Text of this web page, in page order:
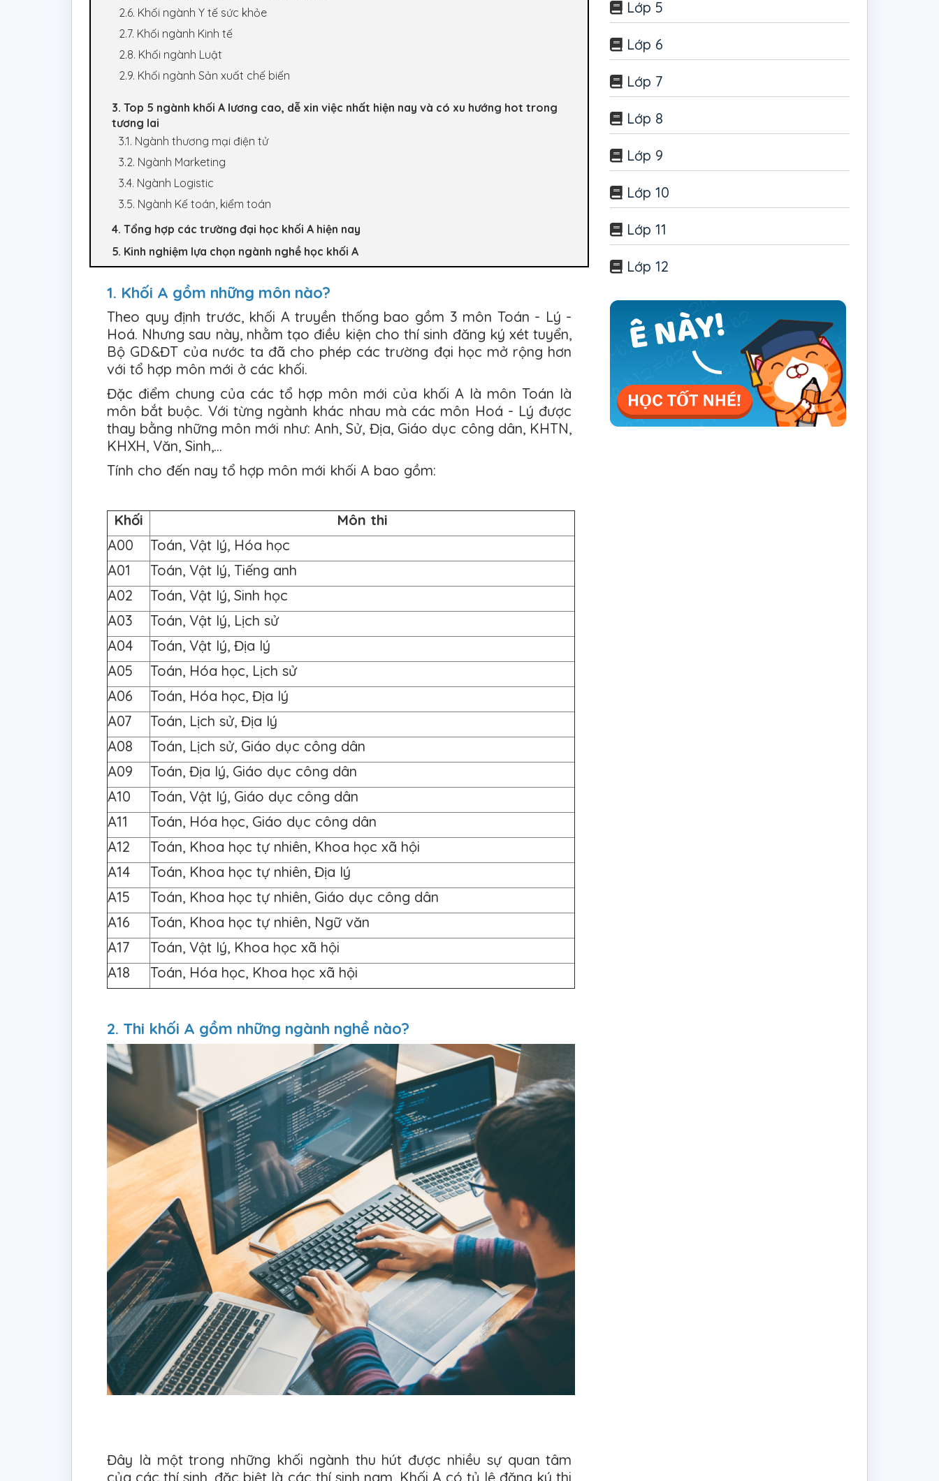
2.6. Khối ngành Y tế sức khỏe
2.7. Khối ngành Kinh tế
2.8. Khối ngành Luật
2.9. Khối ngành Sản xuất chế biến
3. Top 5 ngành khối A lương cao, dễ xin việc nhất hiện nay và có xu hướng hot trong
tương lai
3.1. Ngành thương mại điện tử
3.2. Ngành Marketing
3.4. Ngành Logistic
3.5. Ngành Kế toán, kiểm toán
4. Tổng hợp các trường đại học khối A hiện nay
5. Kinh nghiệm lựa chọn ngành nghề học khối A
1. Khối A gồm những môn nào?
Theo quy định trước, khối A truyền thống bao gồm 3 môn Toán - Lý -
Hoá. Nhưng sau này, nhằm tạo điều kiện cho thí sinh đăng ký xét tuyển,
Bộ GD&ĐT của nước ta đã cho phép các trường đại học mở rộng hơn
với tổ hợp môn mới ở các khối.
Đặc điểm chung của các tổ hợp môn mới của khối A là môn Toán là
môn bắt buộc. Với từng ngành khác nhau mà các môn Hoá - Lý được
thay bằng những môn mới như: Anh, Sử, Địa, Giáo dục công dân, KHTN,
KHXH, Văn, Sinh,…
Tính cho đến nay tổ hợp môn mới khối A bao gồm:
Khối
Môn thi
A00
Toán, Vật lý, Hóa học
A01
Toán, Vật lý, Tiếng anh
A02
Toán, Vật lý, Sinh học
A03
Toán, Vật lý, Lịch sử
A04
Toán, Vật lý, Địa lý
A05
Toán, Hóa học, Lịch sử
A06
Toán, Hóa học, Địa lý
A07
Toán, Lịch sử, Địa lý
A08
Toán, Lịch sử, Giáo dục công dân
A09
Toán, Địa lý, Giáo dục công dân
A10
Toán, Vật lý, Giáo dục công dân
A11
Toán, Hóa học, Giáo dục công dân
A12
Toán, Khoa học tự nhiên, Khoa học xã hội
A14
Toán, Khoa học tự nhiên, Địa lý
A15
Toán, Khoa học tự nhiên, Giáo dục công dân
A16
Toán, Khoa học tự nhiên, Ngữ văn
A17
Toán, Vật lý, Khoa học xã hội
A18
Toán, Hóa học, Khoa học xã hội
2. Thi khối A gồm những ngành nghề nào?
Đây là một trong những khối ngành thu hút được nhiều sự quan tâm
của các thí sinh, đặc biệt là các thí sinh nam. Khối A có tỷ lệ đăng ký thi
Lớp 5
Lớp 6
Lớp 7
Lớp 8
Lớp 9
Lớp 10
Lớp 11
Lớp 12